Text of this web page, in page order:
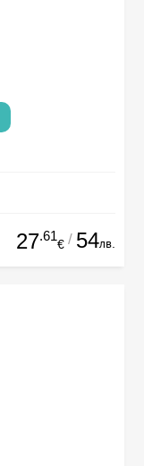
27.61
€ / 54лв.